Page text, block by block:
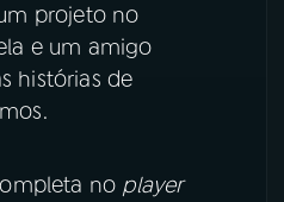
projeto no
e um amigo
histórias de
no player